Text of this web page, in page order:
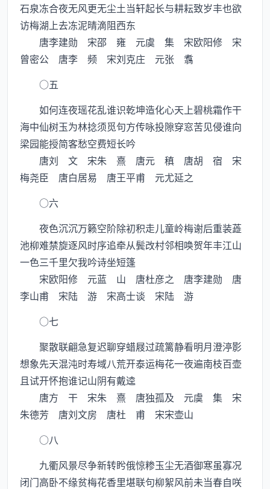
石泉冻合夜无风更无尘土当轩起长与耕耘致岁丰也欲
访梅湖上去冻泥晴滴阻西东
唐李建勋 宋邵 雍 元虞 集 宋欧阳修 宋
曾密公 唐李 频 宋刘克庄 元张 翥
○五
如何连夜瑶花乱谁识乾坤造化心天上碧桃霜作干
海中仙树玉为林捻须觅句方传咏投隙穿窓苦见侵谁向
梁园能授简客愁空费短长吟
唐刘 文 宋朱 熹 唐元 稹 唐胡 宿 宋
梅尧臣 唐白居易 唐王平甫 元尤延之
○六
夜色沉沉万籁空阶除初积走儿童岭梅谢后重装蕋
池柳难禁旋逐风时序追牵从鬓改村邻相唤贺年丰江山
一色三千里欠我吟诗坐短篷
宋欧阳修 元蓝 山 唐杜彦之 唐李建勋 唐
李山甫 宋陆 游 宋高士谈 宋陆 游
○七
聚散联翩急复迟聊穿蜡屐过疏篱静看明月澄渟影
想象先天混沌时寿域八荒开泰运梅花一夜遍南枝百壶
且试开怀抱谁记山阴有戴逵
唐方 干 宋朱 熹 唐独孤及 元虞 集 宋
朱德芳 唐刘文房 唐杜 甫 宋宋壶山
○八
九衢风景尽争新转盻俄惊糁玉尘无酒御寒虽寡况
闭门高卧不缘贫梅花香里堪联句柳絮风前未当春自咲